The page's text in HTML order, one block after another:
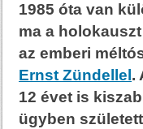
1985 óta van
ma a
az emberi
Ernst Zündellel .
12 évet is
ügyben